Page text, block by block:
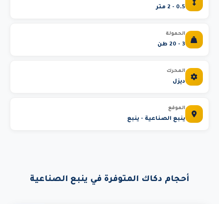
0.5 - 2 متر
الحمولة
3 - 20 طن
المحرك
ديزل
الموقع
ينبع الصناعية - ينبع
أحجام دكاك المتوفرة في ينبع الصناعية